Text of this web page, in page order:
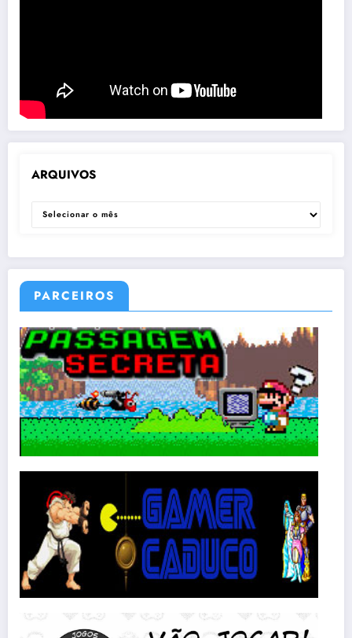
ARQUIVOS
ARQUIVOS
PARCEIROS